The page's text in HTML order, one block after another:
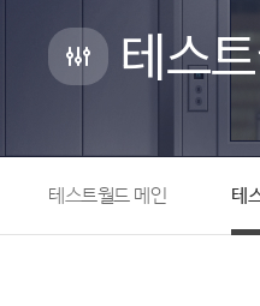
메이
with
테스
테스트월드 메인 테